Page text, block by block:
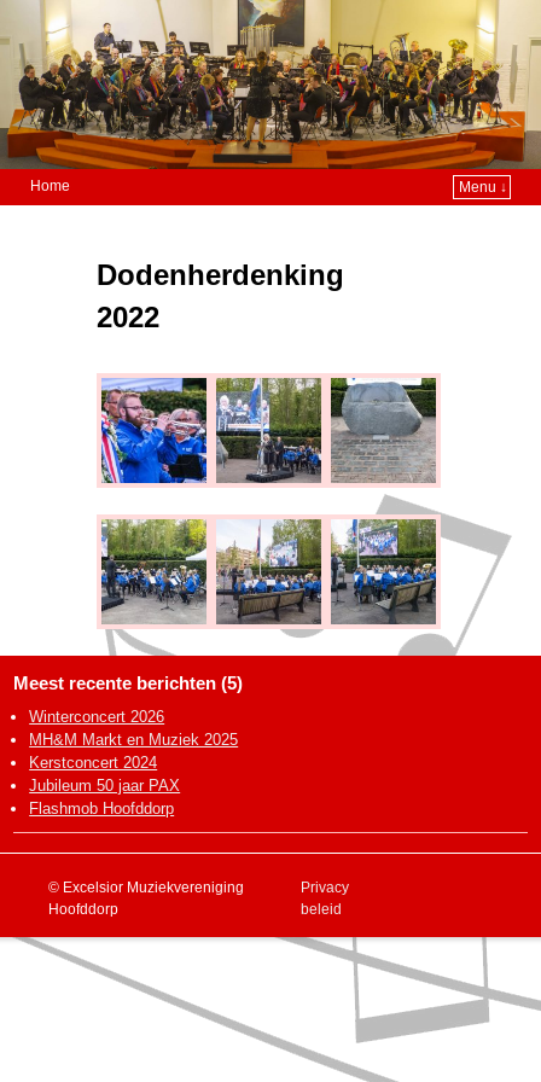
Home Menu ↓
Dodenherdenking
2022
Meest recente berichten (5)
Winterconcert 2026
MH&M Markt en Muziek 2025
Kerstconcert 2024
Jubileum 50 jaar PAX
Flashmob Hoofddorp
© Excelsior Muziekvereniging
Hoofddorp
Privacy
beleid